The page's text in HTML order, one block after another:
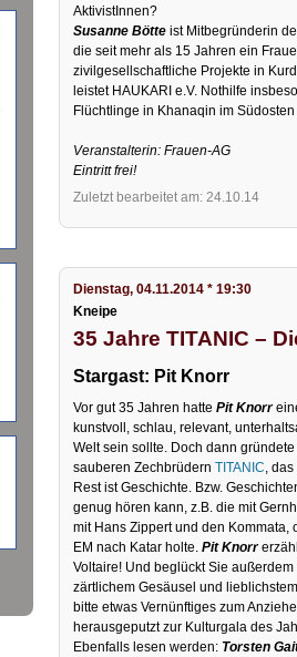
AktivistInnen?
Susanne Bötte ist Mitbegründerin
die seit mehr als 15 Jahren ein
zivilgesellschaftliche Projekte in
leistet HAUKARI e.V. Nothilfe
Flüchtlinge in Khanaqin im
Veranstalterin: Frauen-AG
Eintritt frei!
Zuletzt bearbeitet am: 24.10.14
Dienstag, 04.11.2014 * 19:30
Kneipe
35 Jahre TITANIC –
Stargast: Pit Knorr
Vor gut 35 Jahren hatte Pit Knorr
kunstvoll, schlau, relevant,
Welt sein sollte. Doch dann
sauberen ZechbrüdernTITANIC,
Rest ist Geschichte. Bzw.
genug hören kann, z.B. die mit
mit Hans Zippert und den
EM nach Katar holte. Pit Knorr
Voltaire! Und beglückt Sie
zärtlichem Gesäusel und
bitte etwas Vernünftiges zum
herausgeputzt zur Kulturgala des
Ebenfalls lesen werden: Torsten